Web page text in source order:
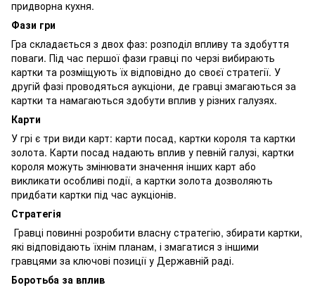
придворна кухня.
Фази гри
Гра складається з двох фаз: розподіл впливу та здобуття
поваги. Під час першої фази гравці по черзі вибирають
картки та розміщують їх відповідно до своєї стратегії. У
другій фазі проводяться аукціони, де гравці змагаються за
картки та намагаються здобути вплив у різних галузях.
Карти
У грі є три види карт: карти посад, картки короля та картки
золота. Карти посад надають вплив у певній галузі, картки
короля можуть змінювати значення інших карт або
викликати особливі події, а картки золота дозволяють
придбати картки під час аукціонів.
Стратегія
Гравці повинні розробити власну стратегію, збирати картки,
які відповідають їхнім планам, і змагатися з іншими
гравцями за ключові позиції у Державній раді.
Боротьба за вплив